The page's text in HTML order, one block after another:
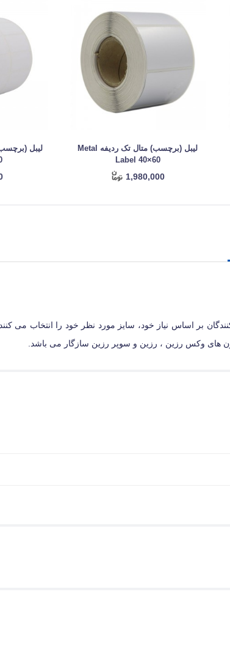
لیبل (برچسب) متال تک ردیفه Metal
Label 40×60
1,980,000
بر اساس نیاز خود، سایز مورد نظر خود را انتخاب می